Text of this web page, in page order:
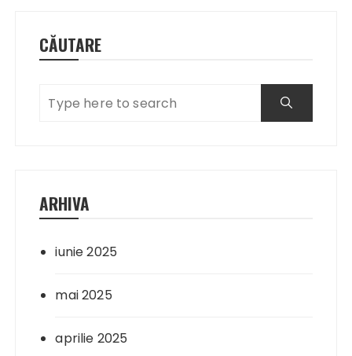
CĂUTARE
ARHIVA
iunie 2025
mai 2025
aprilie 2025